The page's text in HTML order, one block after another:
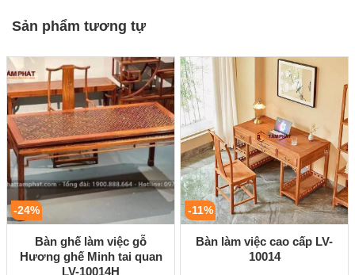
Sản phẩm tương tự
-24%
Bàn ghế làm việc gỗ
Hương ghế Minh tai quan
LV-10014H
-11%
Bàn làm việc cao cấp LV-
10014